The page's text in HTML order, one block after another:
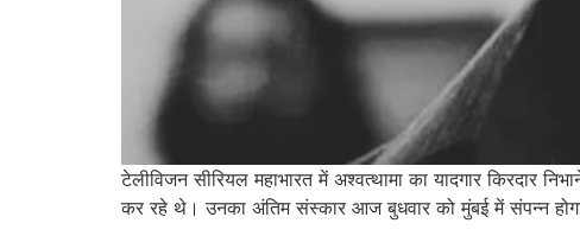
टेलीविजन सीरियल महाभारत में अश्वत्थामा का यादगार किरदार
कर रहे थे। उनका अंतिम संस्कार आज बुधवार को मुंबई में संपन्न